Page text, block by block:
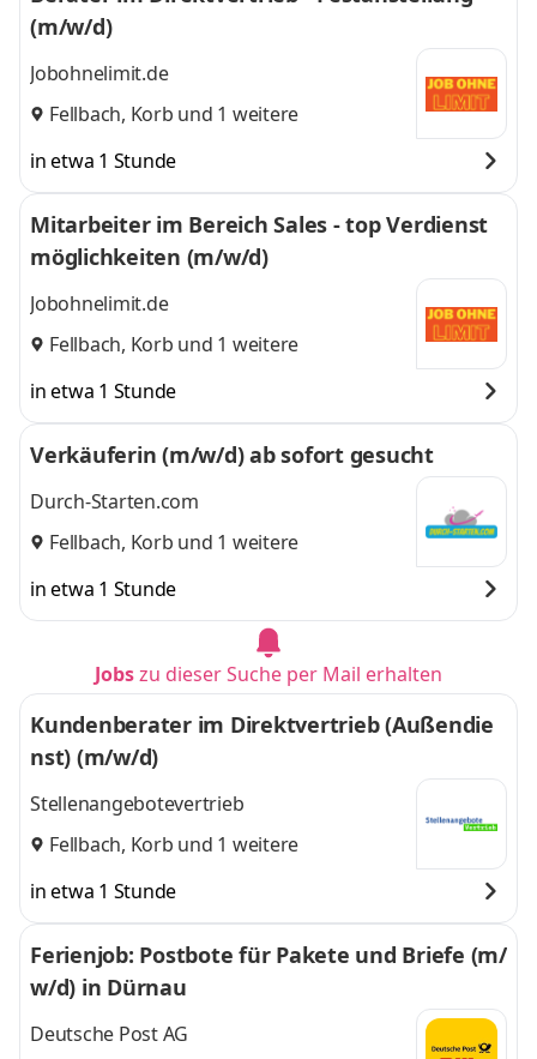
(m/w/d)
Jobohnelimit.de
Fellbach, Korb und 1 weitere
in etwa 1 Stunde
Mitarbeiter im Bereich Sales - top Verdienst
möglichkeiten (m/w/d)
Jobohnelimit.de
Fellbach, Korb und 1 weitere
in etwa 1 Stunde
Verkäuferin (m/w/d) ab sofort gesucht
Durch-Starten.com
Fellbach, Korb und 1 weitere
in etwa 1 Stunde
Jobszu dieser Suche per Mail erhalten
Kundenberater im Direktvertrieb (Außendie
nst) (m/w/d)
Stellenangebotevertrieb
Fellbach, Korb und 1 weitere
in etwa 1 Stunde
Ferienjob: Postbote für Pakete und Briefe (m/
w/d) in Dürnau
Deutsche Post AG